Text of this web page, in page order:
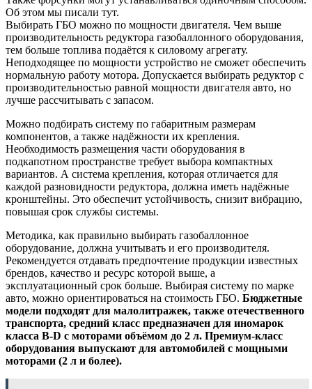
Об этом мы писали тут.
Выбирать ГБО можно по мощности двигателя. Чем выше
производительность редуктора газобаллонного оборудования,
тем больше топлива подаётся к силовому агрегату.
Неподходящее по мощности устройство не сможет обеспечить
нормальную работу мотора. Допускается выбирать редуктор с
производительностью равной мощности двигателя авто, но
лучше рассчитывать с запасом.
Можно подбирать систему по габаритным размерам
компонентов, а также надёжности их крепления.
Необходимость размещения части оборудования в
подкапотном пространстве требует выбора компактных
вариантов. А система крепления, которая отличается для
каждой разновидности редуктора, должна иметь надёжные
кронштейны. Это обеспечит устойчивость, снизит вибрацию,
повышая срок службы системы.
Методика, как правильно выбирать газобаллонное
оборудование, должна учитывать и его производителя.
Рекомендуется отдавать предпочтение продукции известных
брендов, качество и ресурс которой выше, а
эксплуатационный срок больше. Выбирая систему по марке
авто, можно ориентироваться на стоимость ГБО. Бюджетные
модели подходят для малолитражек, также отечественного
транспорта, средний класс предназначен для иномарок
класса B-D с моторами объёмом до 2 л. Премиум-класс
оборудования выпускают для автомобилей с мощными
моторами (2 л и более).